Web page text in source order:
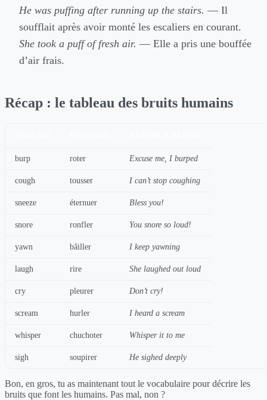
He was puffing after running up the stairs. — Il
soufflait après avoir monté les escaliers en courant.
She took a puff of fresh air. — Elle a pris une bouffée
d’air frais.
Récap : le tableau des bruits humains
burp roter Excuse me, I burped
cough tousser I can’t stop coughing
sneeze éternuer Bless you!
snore ronfler You snore so loud!
yawn bâiller I keep yawning
laugh rire She laughed out loud
cry pleurer Don’t cry!
scream hurler I heard a scream
whisper chuchoter Whisper it to me
sigh soupirer He sighed deeply
Bon, en gros, tu as maintenant tout le vocabulaire pour décrire les
bruits que font les humains. Pas mal, non ?